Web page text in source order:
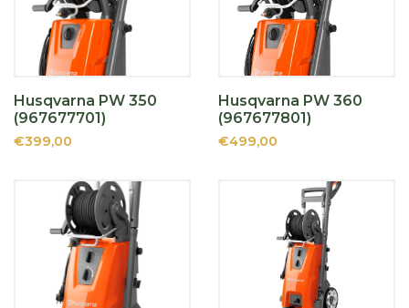
Husqvarna PW 350
(967677701)
€399,00
Husqvarna PW 360
(967677801)
€499,00